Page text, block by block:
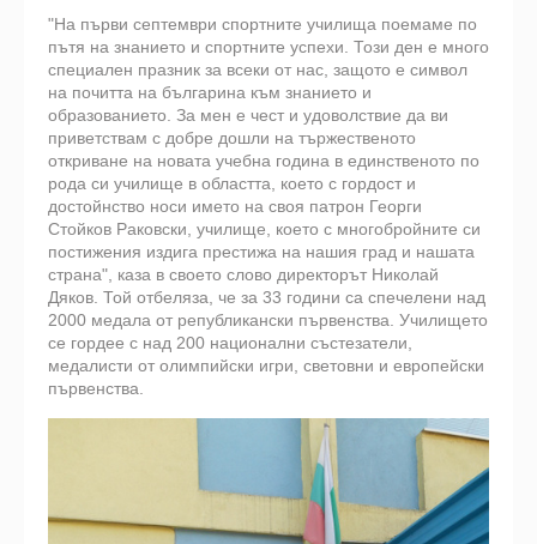
"На първи септември спортните училища поемаме по
пътя на знанието и спортните успехи. Този ден е много
специален празник за всеки от нас, защото е символ
на почитта на българина към знанието и
образованието. За мен е чест и удоволствие да ви
приветствам с добре дошли на тържественото
откриване на новата учебна година в единственото по
рода си училище в областта, което с гордост и
достойнство носи името на своя патрон Георги
Стойков Раковски, училище, което с многобройните си
постижения издига престижа на нашия град и нашата
страна", каза в своето слово директорът Николай
Дяков. Той отбеляза, че за 33 години са спечелени над
2000 медала от републикански първенства. Училището
се гордее с над 200 национални състезатели,
медалисти от олимпийски игри, световни и европейски
първенства.